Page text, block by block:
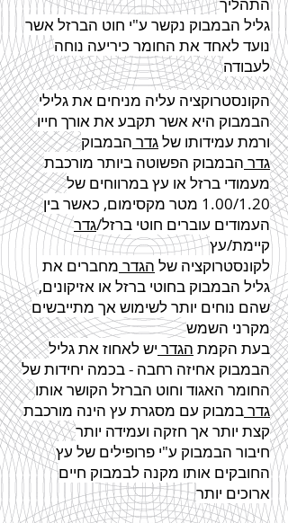
גליל הבמבוק נקשר ע"י חוט הברזל אשר
נועד לאחד את החומר כיריעה נוחה
לעבודה
הקונסטרוקציה עליה מניחים את גלילי
הבמבוק היא אשר תקבע את אורך חייו
ורמת עמידותו שלגדר הבמבוק
גדר הבמבוק הפשוטה ביותר מורכבת
מעמודי ברזל או עץ במרווחים של
1.00/1.20 מטר מקסימום, כאשר בין
העמודים עוברים חוטי ברזל/גדר
קיימת/עץ
לקונסטרוקציה של הגדר מחברים את
גליל הבמבוק בחוטי ברזל או אזיקונים,
שהם נוחים יותר לשימוש אך מתייבשים
מקרני השמש
בעת הקמת הגדר יש לאחוז את גליל
הבמבוק אחיזה רחבה - בכמה יחידות של
החומר האגוד וחוט הברזל הקושר אותו
גדרבמבוק עם מסגרת עץ הינה מורכבת
קצת יותר אך חזקה ועמידה יותר
חיבור הבמבוק ע"י פרופילים של עץ
החובקים אותו מקנה לבמבוק חיים
ארוכים יותר